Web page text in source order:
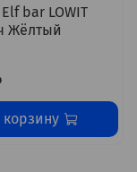
bar LOWIT
Жёлтый
корзину